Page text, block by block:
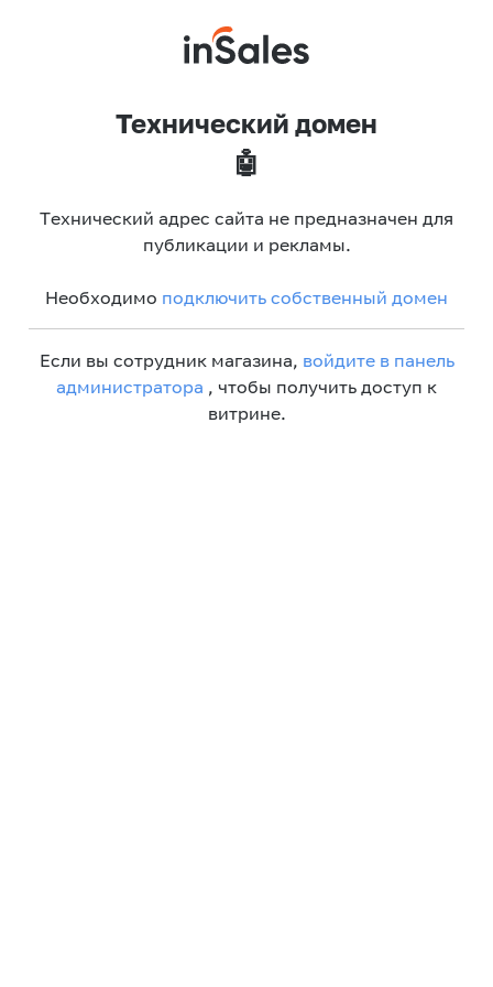
Технический домен
🤖
Технический адрес сайта не предназначен для
публикации и рекламы.
Необходимо подключить собственный домен
Если вы сотрудник магазина, войдите в панель
администратора , чтобы получить доступ к
витрине.